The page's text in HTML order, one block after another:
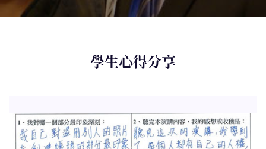
學生心得分享